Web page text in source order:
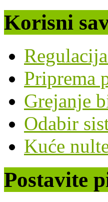
Korisni
Priprema
Grejanje
Odabir
Kuće
Postavite